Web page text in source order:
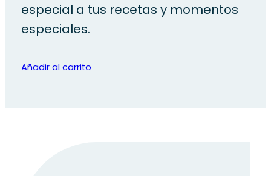
especial a tus recetas y momentos
especiales.
Añadir al carrito